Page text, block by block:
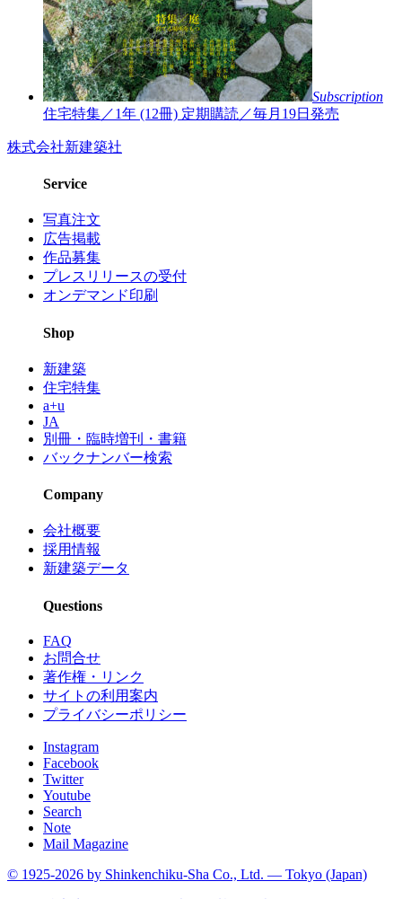
Subscription
住宅特集／1年 (12冊) 定期購読／毎月19日発売
株式会社新建築社
Service
写真注文
広告掲載
作品募集
プレスリリースの受付
オンデマンド印刷
Shop
新建築
住宅特集
a+u
JA
別冊・臨時増刊・書籍
バックナンバー検索
Company
会社概要
採用情報
新建築データ
Questions
FAQ
お問合せ
著作権・リンク
サイトの利用案内
プライバシーポリシー
Instagram
Facebook
Twitter
Youtube
Search
Note
Mail Magazine
© 1925-2026 by Shinkenchiku-Sha Co., Ltd. — Tokyo (Japan)